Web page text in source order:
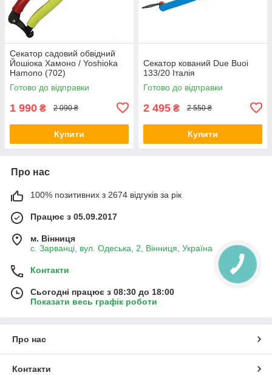
Секатор садовий обвідний
Йошіока Хамоно / Yoshioka
Hamono (702)
Готово до відправки
1 990 ₴ 2 090 ₴
Купити
Секатор кований Due Buoi
133/20 Італія
Готово до відправки
2 495 ₴ 2 550 ₴
Купити
Про нас
100% позитивних з 2674 відгуків за рік
Працює з 05.09.2017
м. Вінниця
с. Зарванці, вул. Одеська, 2, Вінниця, Україна
Контакти
Сьогодні працює з 08:30 до 18:00
Показати весь графік роботи
Про нас
Контакти